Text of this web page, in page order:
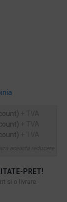
PRET!
si o livrare